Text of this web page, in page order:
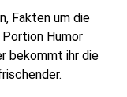
Fakten um die
Humor
bekommt ihr die